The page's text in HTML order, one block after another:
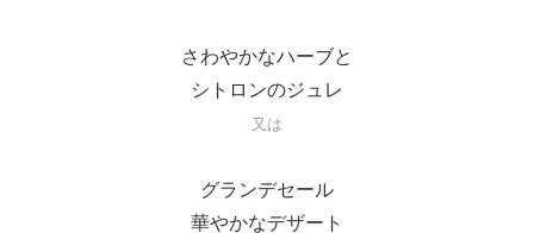
さわやかなハーブと
シトロンのジュレ
又は
グランデセール
華やかなデザート